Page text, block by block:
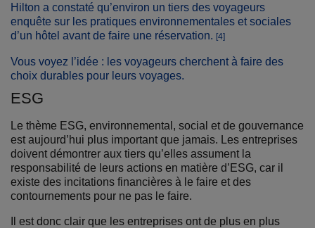
Hilton a constaté qu’environ un tiers des voyageurs
enquête sur les pratiques environnementales et sociales
d’un hôtel avant de faire une réservation. [4]
Vous voyez l’idée : les voyageurs cherchent à faire des
choix durables pour leurs voyages.
ESG
Le thème ESG, environnemental, social et de gouvernance
est aujourd’hui plus important que jamais. Les entreprises
doivent démontrer aux tiers qu’elles assument la
responsabilité de leurs actions en matière d’ESG, car il
existe des incitations financières à le faire et des
contournements pour ne pas le faire.
Il est donc clair que les entreprises ont de plus en plus